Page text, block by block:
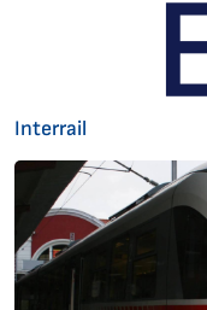
Interrail